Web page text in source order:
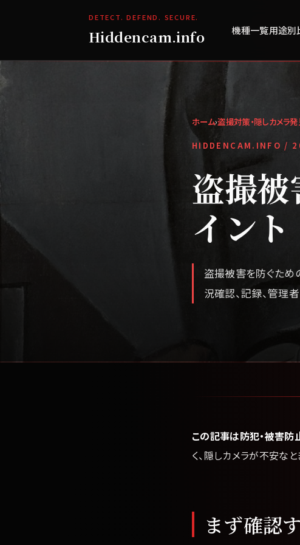
DETECT. DEFEND. SECURE.
Hiddencam.info 機種一覧用途別
ホーム›盗撮対策・隠しカメラ
HIDDENCAM.INFO /
盗撮
イント
盗撮被害を防ぐため
況確認、記録、管理
この記事は防犯・被害防
く、隠しカメラが不安な
まず確認